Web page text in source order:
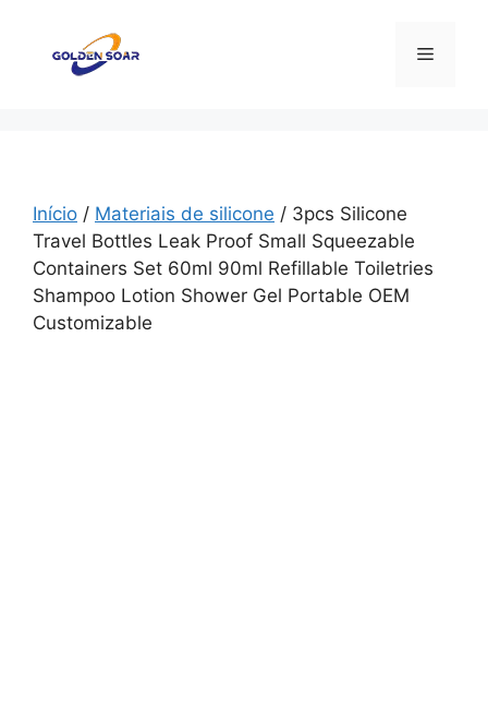
Menu
Início / Materiais de silicone / 3pcs Silicone
Travel Bottles Leak Proof Small Squeezable
Containers Set 60ml 90ml Refillable Toiletries
Shampoo Lotion Shower Gel Portable OEM
Customizable